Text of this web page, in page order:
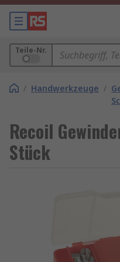
Teile-Nr.
/ Handwerkzeuge /
Recoil
Stück